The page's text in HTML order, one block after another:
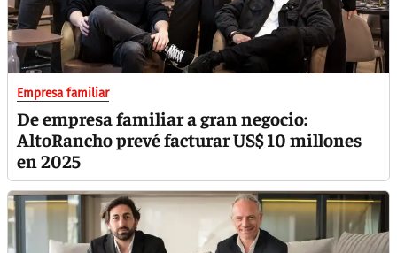
Empresa familiar
De empresa familiar a gran negocio:
AltoRancho prevé facturar US$ 10 millones
en 2025